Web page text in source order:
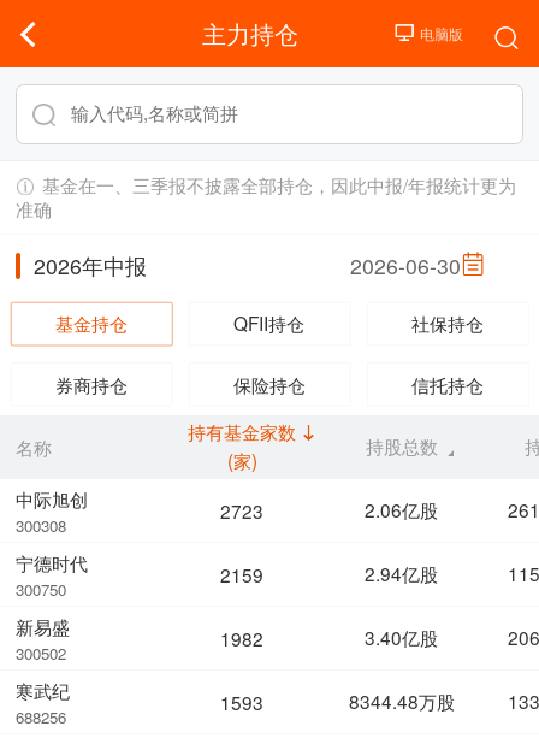
主力持仓
基金在一、三季报不披露全部持仓，因此中报/年报统计更为
准确
2026年中报 2026-06-30
基金持仓 QFII持仓 社保持仓
券商持仓 保险持仓 信托持仓
名称
中际旭创
300308
宁德时代
300750
新易盛
300502
寒武纪
688256
持有基金家数
(家)
持股总数
2723 2.06亿股
2159 2.94亿股
1982 3.40亿股
1593 8344.48万股